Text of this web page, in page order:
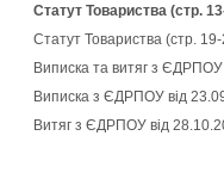
Статут Товариства (стр.
Статут Товариства (стр.
Виписка та витяг з
Виписка з ЄДРПОУ від
Витяг з ЄДРПОУ від